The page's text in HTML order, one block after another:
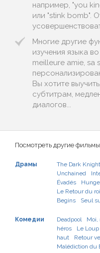
например, "you
или "stink bomb".
Многие другие
изучения языка
meilleure amie, sa
Вы хотите
субтитрам,
диалогов...
Посмотреть другие
Драмы The Dark
Unchained
Évadés
Le Retour du roi
Begins
Seul
Комедии Deadpool Moi,
héros
Le
haut
Retour
Malédiction du